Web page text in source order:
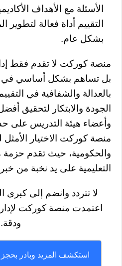
الأسئلة مع الأهداف
التقييم أداة فعالة لتطوير
بشكل عام.
منصة كوركت لا تقدم فقط
بل تساهم بشكل أساسي في
بالعدالة والشفافية في
الجودة والابتكار لتحقيق
وأعضاء هيئة التدريس على
منصة كوركت الاختيار الأمثل
والحكومية، حيث تقدم حزمة
التعليمية على يد نخبة من
لا تتردد وانضم إلى كبرى
اعتمدت منصة كوركت
ودقة.
استكشف المزيد وبادر بحجز